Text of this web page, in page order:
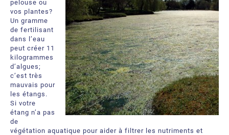
pelouse ou
vos plantes?
Un gramme
de fertilisant
dans l’eau
peut créer 11
kilogrammes
d’algues;
c’est très
mauvais pour
les étangs.
Si votre
étang n’a pas
de
végétation aquatique pour aider à filtrer les nutriments et